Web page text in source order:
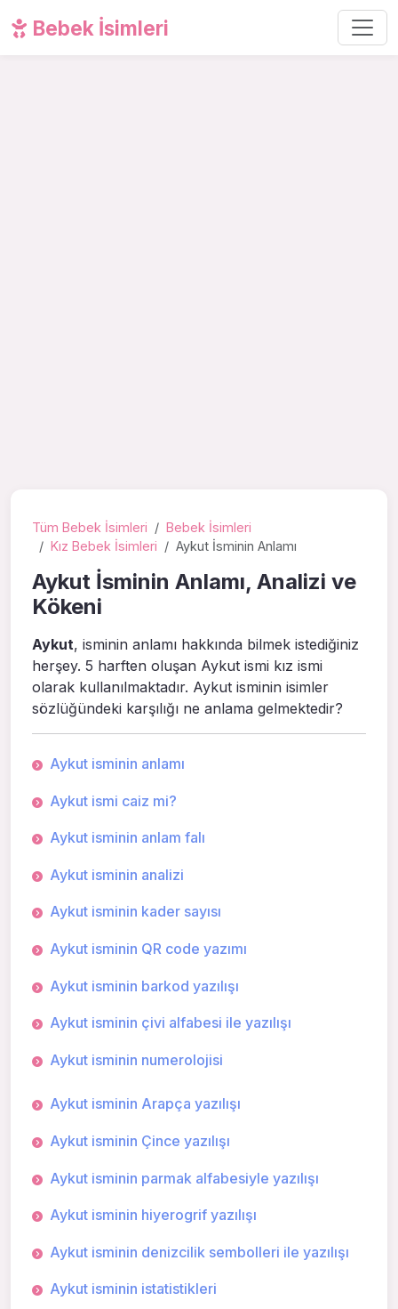
Bebek İsimleri
Tüm Bebek İsimleri
Bebek İsimleri
Kız Bebek İsimleri
Aykut İsminin Anlamı
Aykut İsminin Anlamı, Analizi ve
Kökeni
Aykut, isminin anlamı hakkında bilmek istediğiniz
herşey. 5 harften oluşan Aykut ismi kız ismi
olarak kullanılmaktadır. Aykut isminin isimler
sözlüğündeki karşılığı ne anlama gelmektedir?
Aykut isminin anlamı
Aykut ismi caiz mi?
Aykut isminin anlam falı
Aykut isminin analizi
Aykut isminin kader sayısı
Aykut isminin QR code yazımı
Aykut isminin barkod yazılışı
Aykut isminin çivi alfabesi ile yazılışı
Aykut isminin numerolojisi
Aykut isminin Arapça yazılışı
Aykut isminin Çince yazılışı
Aykut isminin parmak alfabesiyle yazılışı
Aykut isminin hiyerogrif yazılışı
Aykut isminin denizcilik sembolleri ile yazılışı
Aykut isminin istatistikleri